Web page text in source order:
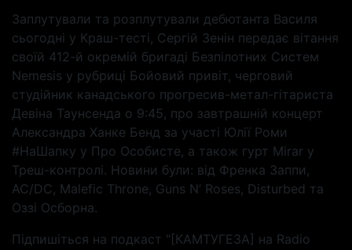
Заплутували та розплутували дебютанта Василя
сьогодні у Краш-тесті, Сергій Зенін передає вітання
своїй 412-й окремій бригаді Безпілотних Систем
Nemesis у рубриці Бойовий привіт, черговий
студійник канадського прогресив-метал-гітариста
Девіна Таунсенда о 9:45, про завтрашній концерт
Александра Ханке Бенд за участі Юлії Роми
#НаШапку у Про Особисте, а також гурт Mirar у
Треш-контролі. Новини були: від Френка Заппи,
AC/DC, Malefic Throne, Guns N’ Roses, Disturbed та
Оззі Осборна.
Підпишіться на подкаст "[КАМТУГЕЗА] на Radio